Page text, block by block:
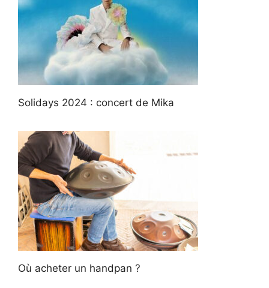
Solidays 2024 : concert de Mika
Où acheter un handpan ?